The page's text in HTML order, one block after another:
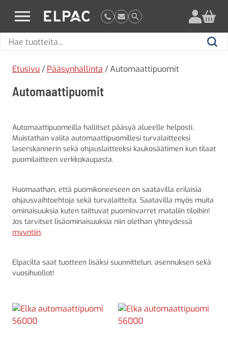
elpac.fi
Hae
Hae
Etusivu / Pääsynhallinta / Automaattipuomit
Automaattipuomit
Automaattipuomeilla hallitset pääsyä alueelle helposti.
Muistathan valita automaattipuomillesi turvalaitteeksi
laserskannerin sekä ohjauslaitteeksi kaukosäätimen kun tilaat
puomilaitteen verkkokaupasta.
Huomaathan, että puomikoneeseen on saatavilla erilaisia
ohjausvaihtoehtoja sekä turvalaitteita. Saatavilla myös muita
ominaisuuksia kuten taittuvat puominvarret mataliin tiloihin!
Jos tarvitset lisäominaisuuksia niin olethan yhteydessä
myyntiin.
Elpacilta saat tuotteen lisäksi suunnittelun, asennuksen sekä
vuosihuollot!